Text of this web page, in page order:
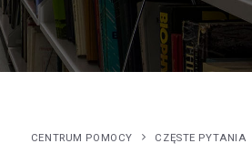
CENTRUM POMOCY CZĘSTE PYTANIA